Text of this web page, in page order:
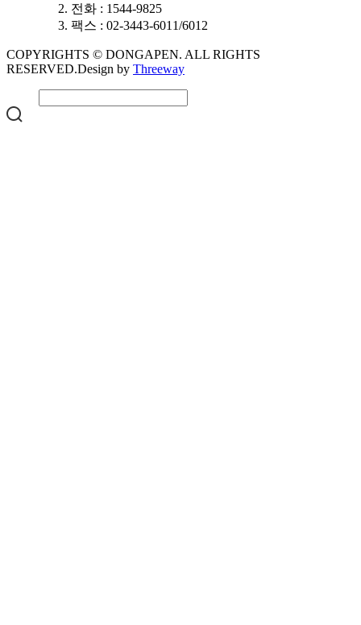
전화 : 1544-9825
팩스 : 02-3443-6011/6012
COPYRIGHTS © DONGAPEN. ALL RIGHTS
RESERVED.Design by Threeway